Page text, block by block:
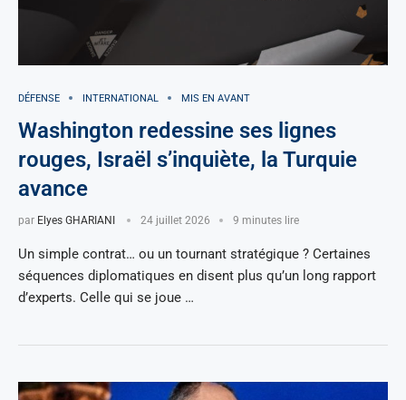
DÉFENSE INTERNATIONAL MIS EN AVANT
Washington redessine ses lignes
rouges, Israël s’inquiète, la Turquie
avance
par Elyes GHARIANI 24 juillet 2026 9 minutes lire
Un simple contrat… ou un tournant stratégique ? Certaines
séquences diplomatiques en disent plus qu’un long rapport
d’experts. Celle qui se joue …